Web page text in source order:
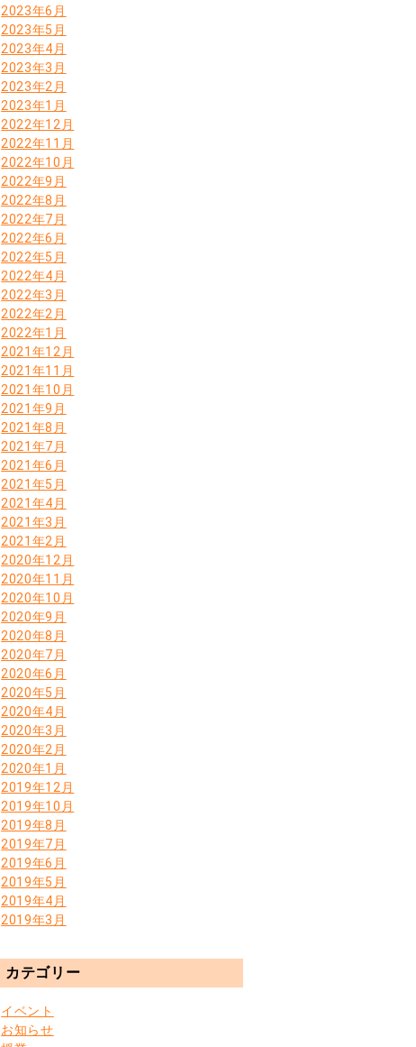
2023年6月
2023年5月
2023年4月
2023年3月
2023年2月
2023年1月
2022年12月
2022年11月
2022年10月
2022年9月
2022年8月
2022年7月
2022年6月
2022年5月
2022年4月
2022年3月
2022年2月
2022年1月
2021年12月
2021年11月
2021年10月
2021年9月
2021年8月
2021年7月
2021年6月
2021年5月
2021年4月
2021年3月
2021年2月
2020年12月
2020年11月
2020年10月
2020年9月
2020年8月
2020年7月
2020年6月
2020年5月
2020年4月
2020年3月
2020年2月
2020年1月
2019年12月
2019年10月
2019年8月
2019年7月
2019年6月
2019年5月
2019年4月
2019年3月
カテゴリー
イベント
お知らせ